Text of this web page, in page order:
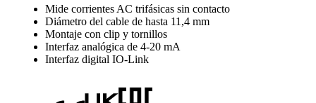
Mide corrientes AC trifásicas sin contacto
Diámetro del cable de hasta 11,4 mm
Montaje con clip y tornillos
Interfaz analógica de 4-20 mA
Interfaz digital IO-Link